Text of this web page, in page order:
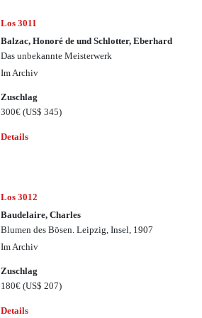
Los 3011
Balzac, Honoré de und Schlotter, Eberhard
Das unbekannte Meisterwerk
Im Archiv
Zuschlag
300€(US$ 345)
Details
Los 3012
Baudelaire, Charles
Blumen des Bösen. Leipzig, Insel, 1907
Im Archiv
Zuschlag
180€(US$ 207)
Details